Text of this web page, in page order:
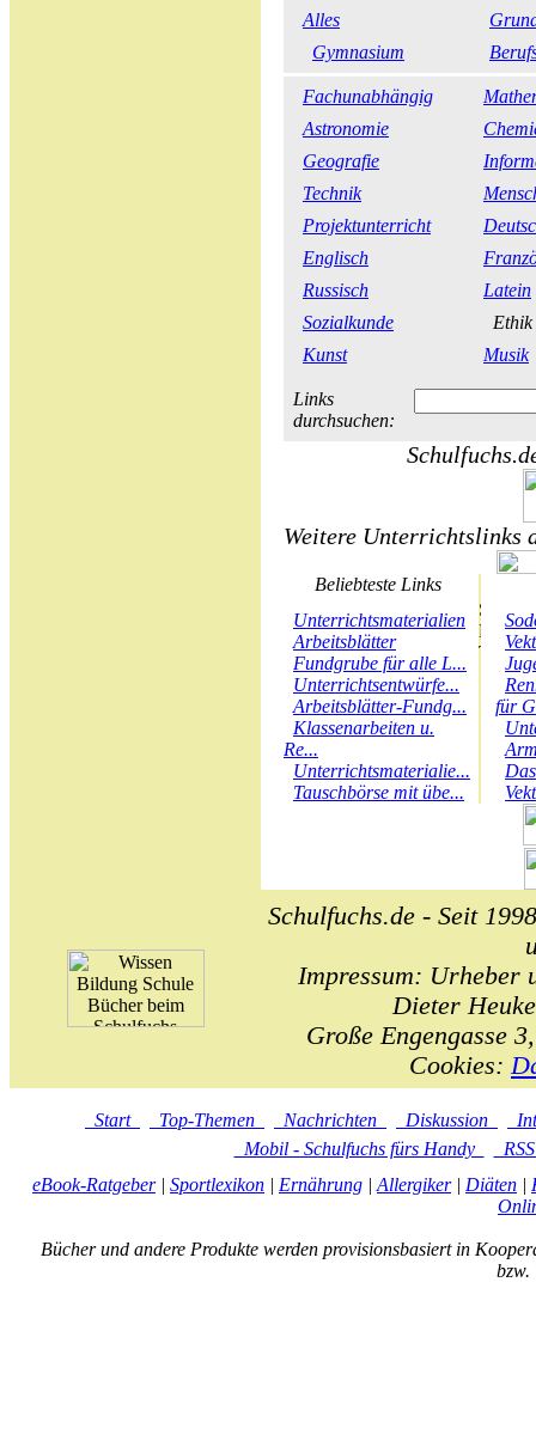
Alles
Gymnasium
Fachunabhängig
Astronomie
Geografie
Technik
Projektunterricht
Englisch
Russisch
Latein
Sozialkunde
Kunst
Musik
Links
durchsuchen:
Weitere Unterrichtslinks
Beliebteste Links
Unterrichtsmaterialien
Arbeitsblätter
Fundgrube für alle L...
Unterrichtsentwürfe...
Arbeitsblätter-Fundg...
Klassenarbeiten u.
Re...
Unterrichtsmaterialie...
Tauschbörse mit übe...
für
Schulfuchs.de - Seit
Impressum: Urheber
Dieter
Große Engengasse
Cookies:
Start Top-Themen Nachrichten Diskussion
Mobil - Schulfuchs fürs Handy
eBook-Ratgeber| Sportlexikon | Ernährung | Allergiker| Diäten |
Bücher und andere Produkte werden provisionsbasiert in
bzw.